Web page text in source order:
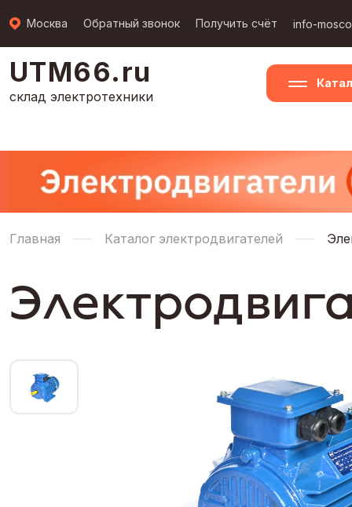
Москва Обратный звонок Получить счёт info-
UTM66.ru
склад электротехники
Главная Каталог электродвигателей